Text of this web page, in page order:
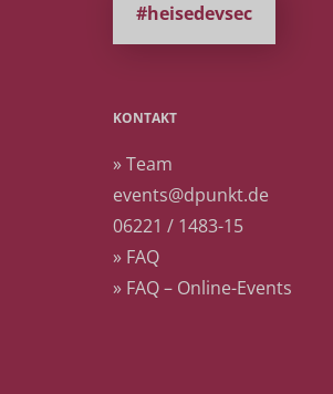
#heisedevsec
KONTAKT
» Team
events@dpunkt.de
06221 / 1483-15
» FAQ
» FAQ – Online-Events